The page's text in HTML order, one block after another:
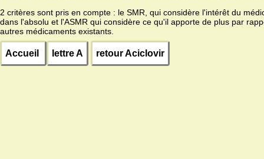
2 critères sont pris en compte : le SMR, qui considère l'intérêt du
dans l'absolu et l'ASMR qui considère ce qu'il apporte de plus par
autres médicaments existants.
Accueil lettre A retour Aciclovir